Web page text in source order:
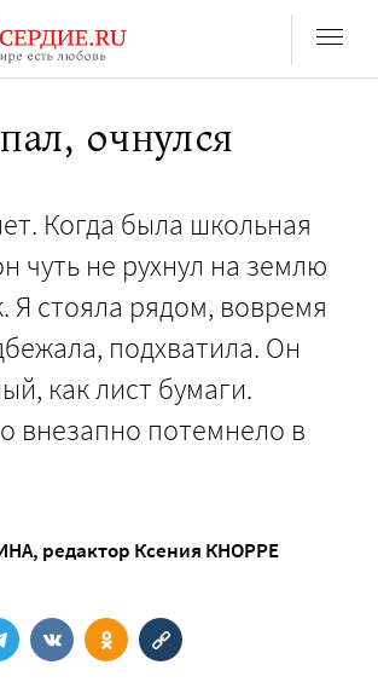
очнулся
Когда была школьная
чуть не рухнул на землю
Я стояла рядом, вовремя
подхватила. Он
как лист бумаги.
внезапно потемнело в
, редактор Ксения КНОРРЕ